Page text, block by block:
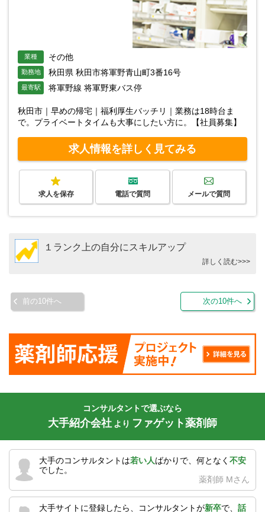
業種 その他
勤務地 秋田県 秋田市将軍野青山町3番16号
最寄駅 将軍野線 将軍野東バス停
秋田市｜早めの帰宅｜福利厚生バッチリ｜業務は18時台ま
で。プライベートタイムも大事にしたい方に。【社員募集】
求人情報を詳しく見てみる
求人を保存 電話で質問 メールで質問
１ランク上の自分にスキルアップ
詳しく読む>>>
前の10件へ 次の10件へ
コンサルタントで選ぶなら
大手紹介会社 より ファゲット薬剤師
大手のコンサルタントは若い人ばかりで、何となく 不安
でした。
薬剤師 Mさん
大手サイトに登録したら、コンサルタントが新卒で、 話